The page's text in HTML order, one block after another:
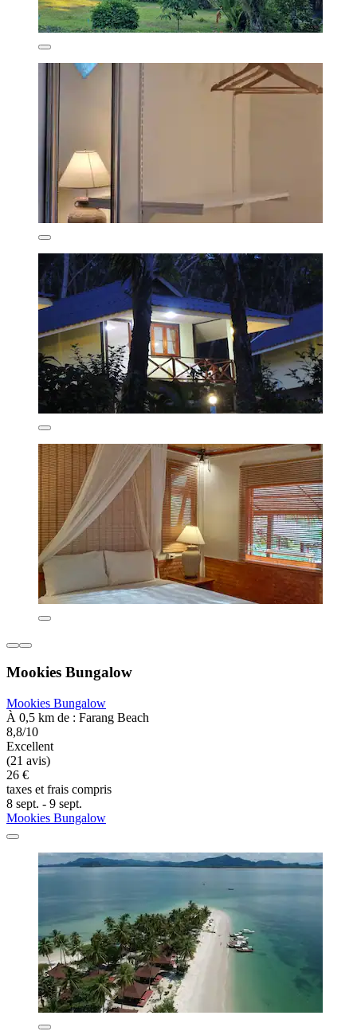
Mookies Bungalow
Mookies Bungalow
À 0,5 km de : Farang Beach
8,8/10
Excellent
(21 avis)
26 €
taxes et frais compris
8 sept. - 9 sept.
Mookies Bungalow